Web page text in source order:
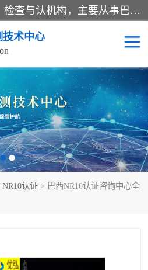
*是一家的测试、评估、检查与认机构，主要从事巴西NR10认证、NR12认证、NR13认证；ANATEL认证、INMTRO认证，欧盟CE认证：MD认证，PED认证，MID认证，ATEX认证，德国蓝色天使认证。
技术中心
NR10认证 > 巴西NR10认证咨询中心全
NR10认证
NR13认证
巴西NR认证
RETIE认证